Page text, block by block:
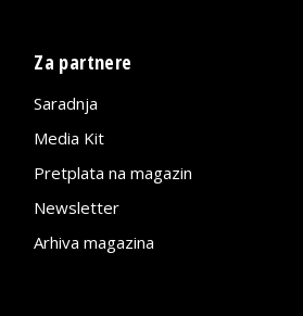
Za partnere
Saradnja
Media Kit
Pretplata na magazin
Newsletter
Arhiva magazina